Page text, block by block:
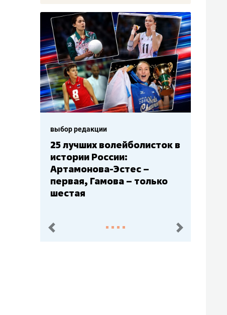
выбор редакции
25 лучших волейболисток в
истории России:
Артамонова-Эстес –
первая, Гамова – только
шестая
пред. след.